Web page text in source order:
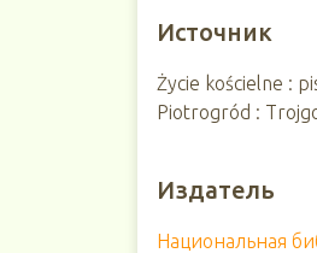
Источник
Życie kościelne :
Piotrogród :
Издатель
Национальная